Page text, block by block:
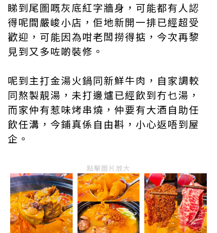
睇到尾圖嘅灰底紅字牆身，可能都有人認
得呢間嚴峻小店，佢地新開一排已經超受
歡迎，可能因為咁老闆撈得掂，今次再黎
見到又多咗啲裝修。
呢到主打金湯火鍋同新鮮牛肉，自家調較
同熬製靚湯，未打邊爐已經飲到冇乜湯，
而家仲有惹味烤串燒，仲要有大酒自助任
飲任溝，今鋪真係自由斟，小心返唔到屋
企。
點擊圖片放大